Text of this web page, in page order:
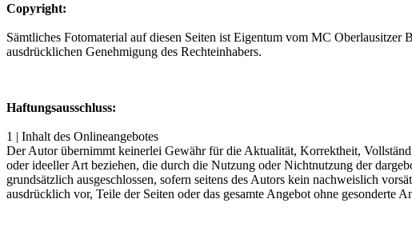
Copyright:
Sämtliches Fotomaterial auf diesen Seiten ist Eigentum vom MC
ausdrücklichen Genehmigung des Rechteinhabers.
Haftungsausschluss:
1 | Inhalt des Onlineangebotes
Der Autor übernimmt keinerlei Gewähr für die Aktualität, Korrektheit,
oder ideeller Art beziehen, die durch die Nutzung oder Nichtnutzung der
grundsätzlich ausgeschlossen, sofern seitens des Autors kein nachweislich
ausdrücklich vor, Teile der Seiten oder das gesamte Angebot ohne